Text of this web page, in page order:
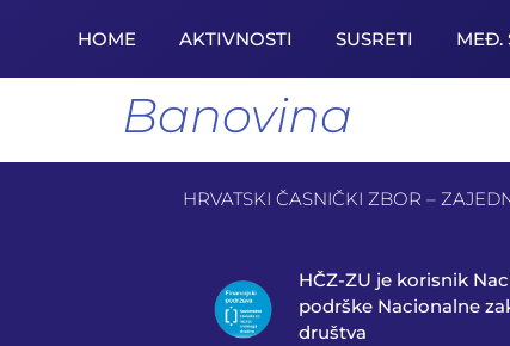
HOME AKTIVNOSTI SUSRETI MEĐ.
Banovina
HRVATSKI ČASNIČKI ZBOR –
HČZ-ZU je korisnik
podrške Nacionalne
društva